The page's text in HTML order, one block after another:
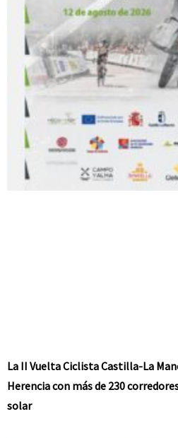
La II Vuelta Ciclista Castilla-La
Herencia con más de 230
solar